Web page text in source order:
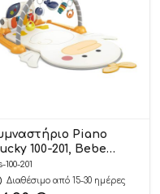
Piano
100-201, Bebe
100-201
Διαθέσιμο από 15-30 ημέρες